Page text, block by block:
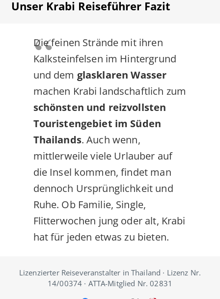
Unser Krabi Reiseführer Fazit
Die feinen Strände mit ihren
Kalksteinfelsen im Hintergrund
und dem glasklaren Wasser
machen Krabi landschaftlich zum
schönsten und reizvollsten
Touristengebiet im Süden
Thailands. Auch wenn,
mittlerweile viele Urlauber auf
die Insel kommen, findet man
dennoch Ursprünglichkeit und
Ruhe. Ob Familie, Single,
Flitterwochen jung oder alt, Krabi
hat für jeden etwas zu bieten.
Lizenzierter Reiseveranstalter in Thailand · Lizenz Nr.
14/00374 · ATTA-Mitglied Nr. 02831